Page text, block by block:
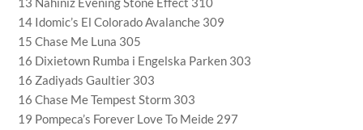
14 Idomic’s El Colorado Avalanche 309
15 Chase Me Luna 305
16 Dixietown Rumba i Engelska Parken 303
16 Zadiyads Gaultier 303
16 Chase Me Tempest Storm 303
19 Pompeca’s Forever Love To Meide 297